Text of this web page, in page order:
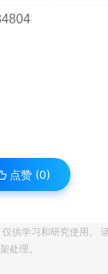
点赞 (0)
供学习和研究使用。
处理。